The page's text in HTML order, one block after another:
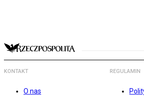
KONTAKT
O nas
REGULAMIN